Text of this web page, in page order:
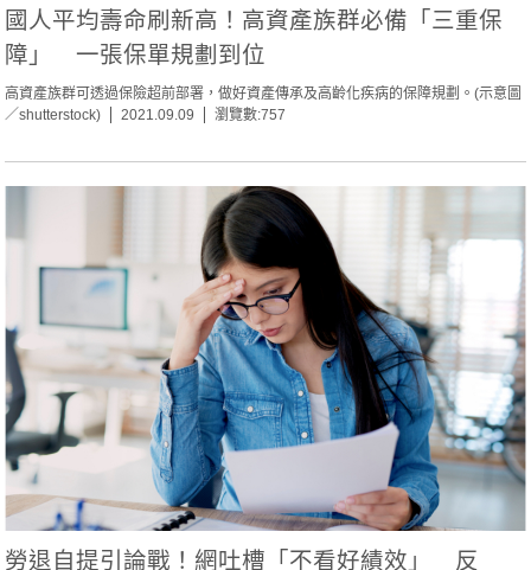
國人平均壽命刷新高！高資產族群必備「三重保
障」 一張保單規劃到位
高資產族群可透過保險超前部署，做好資產傳承及高齡化疾病的保障規劃。(示意圖
／shutterstock)
2021.09.09 瀏覽數:757
勞退自提引論戰！網吐槽「不看好績效」 反